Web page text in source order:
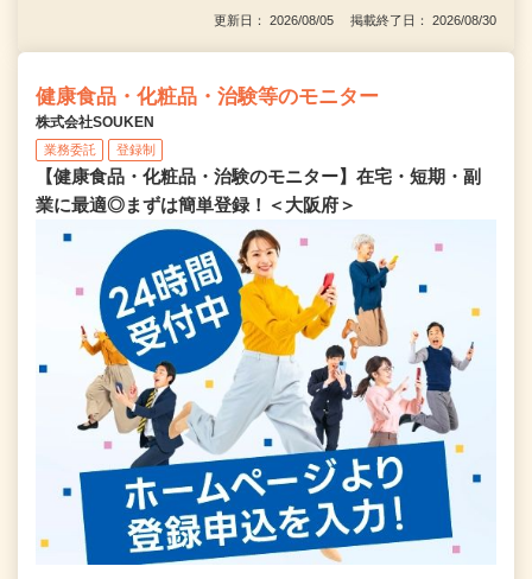
更新日： 2026/08/05 掲載終了日： 2026/08/30
健康食品・化粧品・治験等のモニター
株式会社SOUKEN
業務委託 登録制
【健康食品・化粧品・治験のモニター】在宅・短期・副
業に最適◎まずは簡単登録！＜大阪府＞